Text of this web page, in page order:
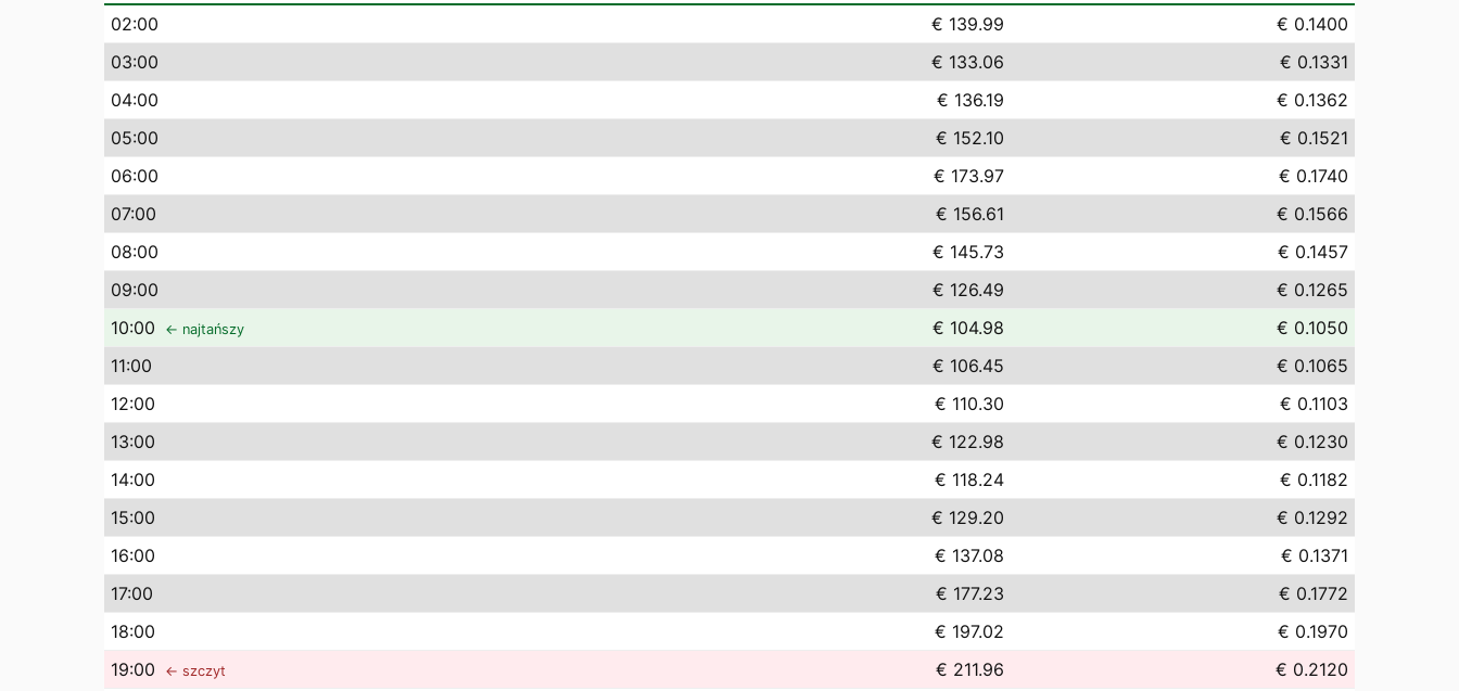
02:00 € 139.99
€ 0.1400
03:00 € 133.06
€ 0.1331
04:00 € 136.19
€ 0.1362
05:00 € 152.10
€ 0.1521
06:00 € 173.97
€ 0.1740
07:00 € 156.61
€ 0.1566
08:00 € 145.73
€ 0.1457
09:00 € 126.49
€ 0.1265
10:00 ← najtańszy € 104.98
€ 0.1050
11:00 € 106.45
€ 0.1065
12:00 € 110.30
€ 0.1103
13:00 € 122.98
€ 0.1230
14:00 € 118.24
€ 0.1182
15:00 € 129.20
€ 0.1292
16:00 € 137.08
€ 0.1371
17:00 € 177.23
€ 0.1772
18:00 € 197.02
€ 0.1970
19:00 ← szczyt € 211.96
€ 0.2120